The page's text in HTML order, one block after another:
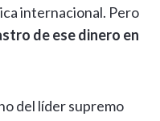
internacional. Pero
de ese dinero en
del líder supremo